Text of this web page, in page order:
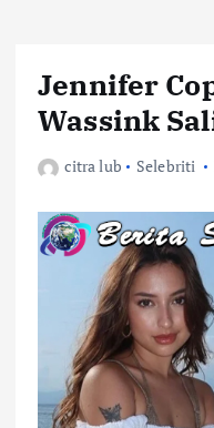
Jennifer
Wassink
citra lub Selebriti